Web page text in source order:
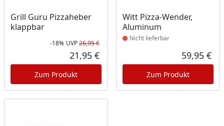
Grill Guru Pizzaheber
klappbar
Rabatt in Prozent
-18%
Ursprünglicher Preis
UVP26,95 €
Aktueller Preis
21,95 €
Zum Produkt
Witt Pizza-Wender,
Aluminum
Produkt nicht lieferbar
Nicht lieferbar
59,95 €
Zum Produkt